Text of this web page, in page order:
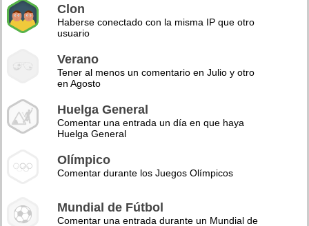
Clon
Haberse conectado con la misma IP que otro
usuario
Verano
Tener al menos un comentario en Julio y otro
en Agosto
Huelga General
Comentar una entrada un día en que haya
Huelga General
Olímpico
Comentar durante los Juegos Olímpicos
Mundial de Fútbol
Comentar una entrada durante un Mundial de